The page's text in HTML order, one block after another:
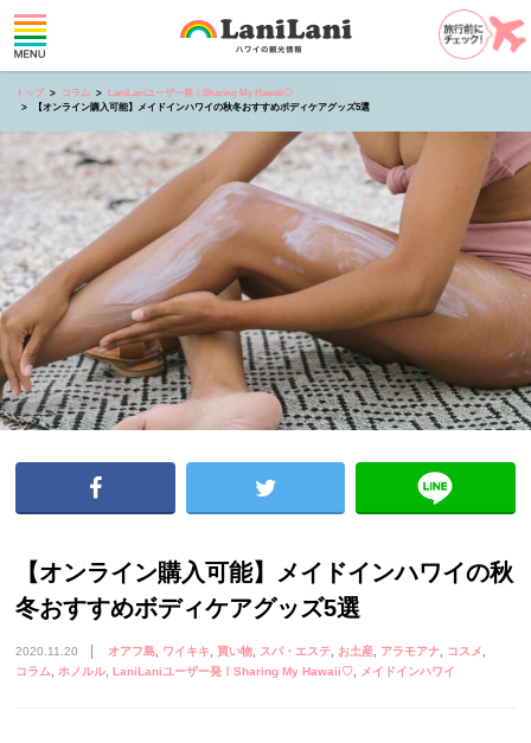
トップ コラム
LaniLaniユーザー発！Sharing My Hawaii♡
【オンライン購入可能】メイドインハワイの秋冬おすすめボディケアグッズ5選
【オンライン購入可能】メイドインハワイの秋
冬おすすめボディケアグッズ5選
2020.11.20 オアフ島 ワイキキ 買い物 スパ・エステ お土産 アラモアナ
コスメ
コラム ホノルル LaniLaniユーザー発！Sharing My Hawaii♡ メイドインハワイ